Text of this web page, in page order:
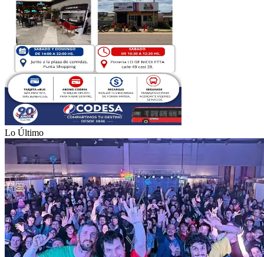
Lo Último